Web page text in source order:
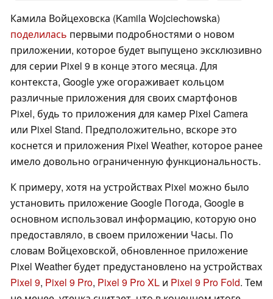
Камила Войцеховска (Kamila Wojciechowska)
поделилась первыми подробностями о новом
приложении, которое будет выпущено эксклюзивно
для серии Pixel 9 в конце этого месяца. Для
контекста, Google уже огораживает кольцом
различные приложения для своих смартфонов
Pixel, будь то приложения для камер Pixel Camera
или Pixel Stand. Предположительно, вскоре это
коснется и приложения Pixel Weather, которое ранее
имело довольно ограниченную функциональность.
К примеру, хотя на устройствах Pixel можно было
установить приложение Google Погода, Google в
основном использовал информацию, которую оно
предоставляло, в своем приложении Часы. По
словам Войцеховской, обновленное приложение
Pixel Weather будет предустановлено на устройствах
Pixel 9, Pixel 9 Pro, Pixel 9 Pro XL и Pixel 9 Pro Fold. Тем